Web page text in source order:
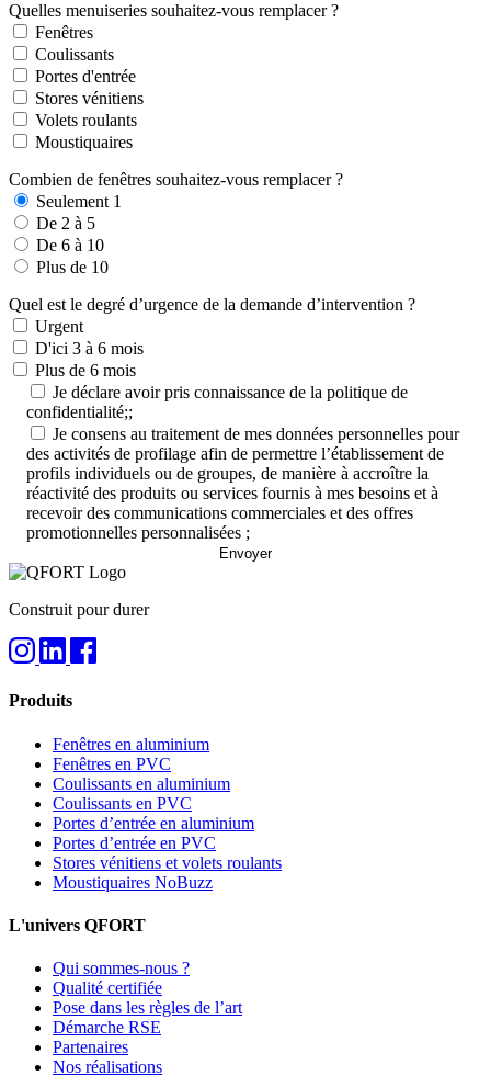
Quelles menuiseries souhaitez-vous remplacer ?
Fenêtres
Coulissants
Portes d'entrée
Stores vénitiens
Volets roulants
Moustiquaires
Combien de fenêtres souhaitez-vous remplacer ?
Seulement 1
De 2 à 5
De 6 à 10
Plus de 10
Quel est le degré d’urgence de la demande d’intervention ?
Urgent
D'ici 3 à 6 mois
Plus de 6 mois
Je déclare avoir pris connaissance de la politique de
confidentialité;;
Je consens au traitement de mes données personnelles pour
des activités de profilage afin de permettre l’établissement de
profils individuels ou de groupes, de manière à accroître la
réactivité des produits ou services fournis à mes besoins et à
recevoir des communications commerciales et des offres
promotionnelles personnalisées ;
Construit pour durer
Produits
Fenêtres en aluminium
Fenêtres en PVC
Coulissants en aluminium
Coulissants en PVC
Portes d’entrée en aluminium
Portes d’entrée en PVC
Stores vénitiens et volets roulants
Moustiquaires NoBuzz
L'univers QFORT
Qui sommes-nous ?
Qualité certifiée
Pose dans les règles de l’art
Démarche RSE
Partenaires
Nos réalisations